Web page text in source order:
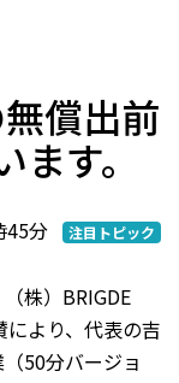
償出前
す。
45分 注目トピック
株）BRIGDE
より、代表の吉
50分バージョ